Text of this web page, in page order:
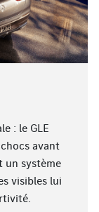
: le GLE
avant
un système
visibles lui